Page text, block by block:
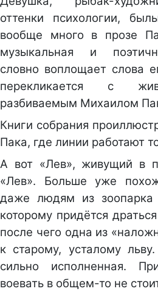
оттенки психологии,
вообще много в прозе
музыкальная и
словно воплощает слова
перекликается с
разбиваемым Михаилом
Книги собрания
Пака, где линии работают
А вот «Лев», живущий в
«Лев». Больше уже
даже людям из зоопарка
которому придётся
после чего одна из
к старому, усталому
сильно исполненная.
воевать в общем-то не